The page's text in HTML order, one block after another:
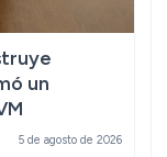
un
5 de agosto de 2026